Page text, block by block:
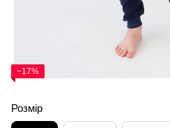
−17%
Розмір